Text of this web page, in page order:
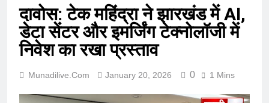
दावोस: टेक महिंद्रा ने झारखंड में AI,
डेटा सेंटर और इमर्जिंग टेक्नोलॉजी में
निवेश का रखा प्रस्ताव
Munadilive.com January 20, 2026 0 1 Mins